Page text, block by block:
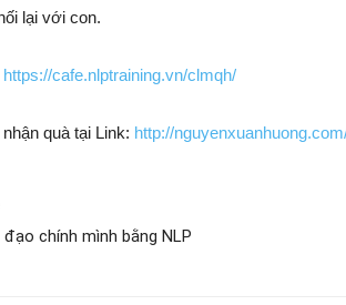
lại với con.
https://cafe.nlptraining.vn/clmqh/
quà tại Link: http://
đạo chính mình bằng NLP